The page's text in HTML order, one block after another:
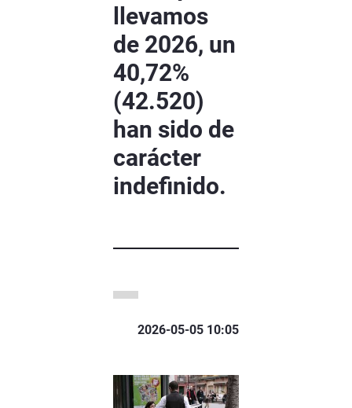
llevamos
de 2026, un
40,72%
(42.520)
han sido de
carácter
indefinido.
2026-05-05 10:05